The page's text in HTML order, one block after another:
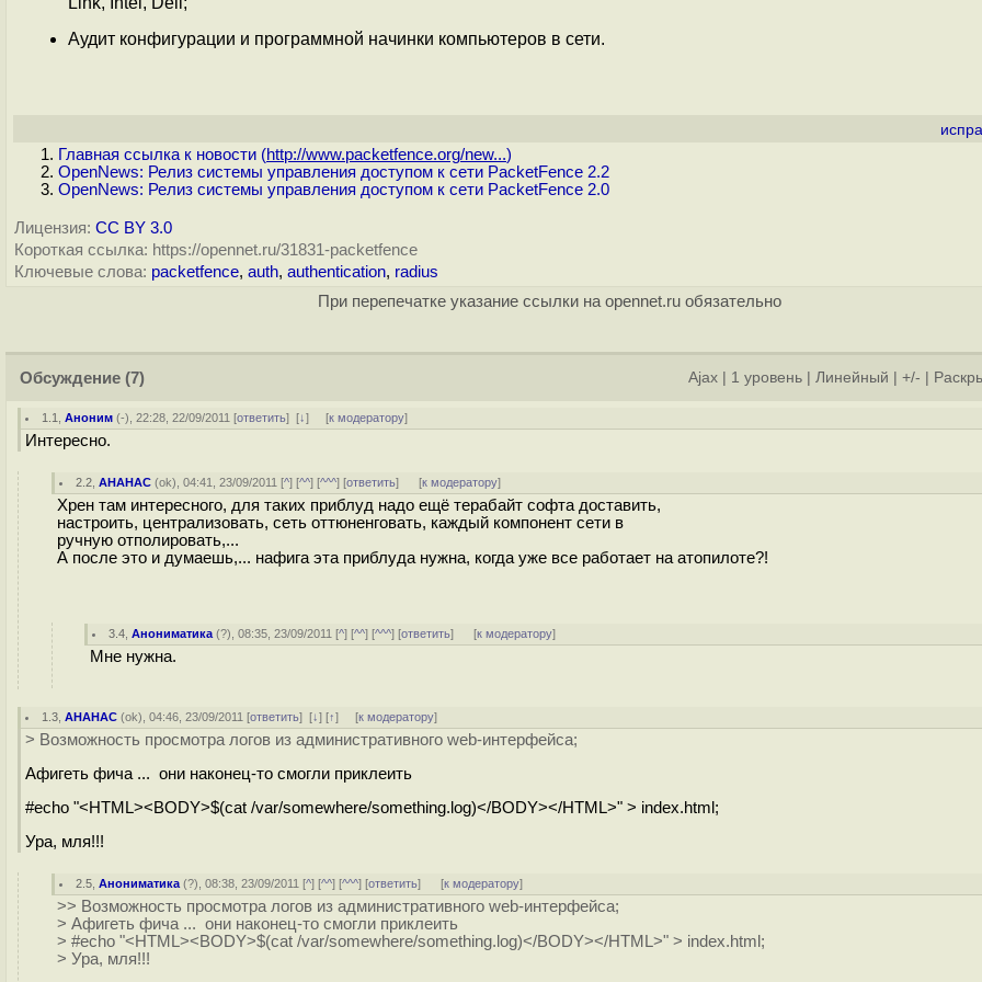
Аудит конфигурации и программной начинки компьютеров в сети.
Главная ссылка к новости (http://www.packetfence.org/new...)
OpenNews: Релиз системы управления доступом к сети PacketFence 2.2
OpenNews: Релиз системы управления доступом к сети PacketFence 2.0
Лицензия: CC BY 3.0
Короткая ссылка: https://opennet.ru/31831-packetfence
Ключевые слова: packetfence, auth, authentication, radius
При перепечатке указание ссылки на opennet.ru обязательно
Обсуждение (7) Ajax 1 уровень Линейный +/-
1.1 ,Аноним (-), 22:28, 22/09/2011 [ответить][↓] [к модератору]
Интересно.
2.2 ,AHAHAC (ok), 04:41, 23/09/2011 [^] [^^] [^^^] [ответить] [к модератору]
Хрен там интересного, для таких приблуд надо ещё терабайт софта доставить,
настроить, централизовать, сеть оттюненговать, каждый компонент сети в
ручную отполировать,...
А после это и думаешь,... нафига эта приблуда нужна, когда уже все работает на атопилоте?!
3.4 ,Анониматика (?), 08:35, 23/09/2011 [^] [^^] [^^^] [ответить] [к модератору]
Мне нужна.
1.3 ,AHAHAC (ok), 04:46, 23/09/2011 [ответить][↓] [↑] [к модератору]
> Возможность просмотра логов из административного web-интерфейса;
Афигеть фича ... они наконец-то смогли приклеить
#echo "<HTML><BODY>$(cat /var/somewhere/something.log)</BODY></HTML>" > index.html;
Ура, мля!!!
2.5 ,Анониматика (?), 08:38, 23/09/2011 [^] [^^] [^^^] [ответить] [к модератору]
>> Возможность просмотра логов из административного web-интерфейса;
> Афигеть фича ... они наконец-то смогли приклеить
> #echo "<HTML><BODY>$(cat /var/somewhere/something.log)</BODY></HTML>" > index.html;
> Ура, мля!!!